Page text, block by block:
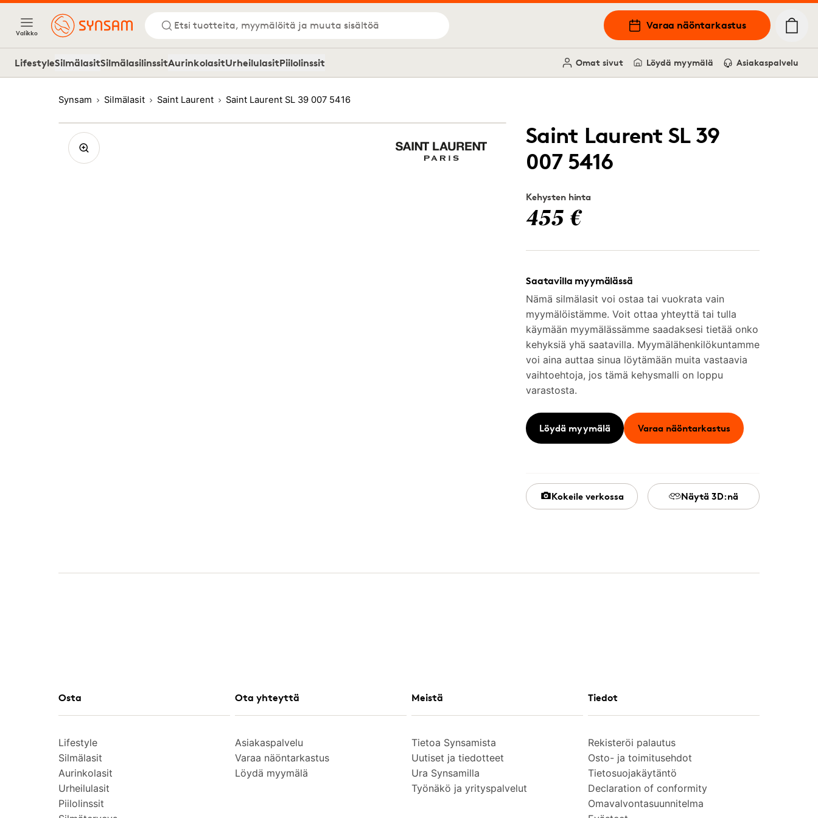
Valikko
Etsi tuotteita, myymälöitä ja muuta sisältöä Varaa näöntarkastus
LifestyleSilmälasitSilmälasilinssitAurinkolasitUrheilulasitPiilolinssit Omat sivut Löydä myymälä Asiakaspalvelu
Synsam Silmälasit Saint Laurent Saint Laurent SL 39 007 5416
Saint Laurent SL 39
007 5416
Kehysten hinta
455 €
Saatavilla myymälässä
Nämä silmälasit voi ostaa tai vuokrata vain
myymälöistämme. Voit ottaa yhteyttä tai tulla
käymään myymälässämme saadaksesi tietää onko
kehyksiä yhä saatavilla. Myymälähenkilökuntamme
voi aina auttaa sinua löytämään muita vastaavia
vaihtoehtoja, jos tämä kehysmalli on loppu
varastosta.
Löydä myymälä Varaa näöntarkastus
Kokeile verkossa Näytä 3D:nä
Osta
Lifestyle
Silmälasit
Aurinkolasit
Urheilulasit
Piilolinssit
Ota yhteyttä
Asiakaspalvelu
Varaa näöntarkastus
Löydä myymälä
Meistä
Tietoa Synsamista
Uutiset ja tiedotteet
Ura Synsamilla
Työnäkö ja yrityspalvelut
Tiedot
Rekisteröi palautus
Osto- ja toimitusehdot
Tietosuojakäytäntö
Declaration of conformity
Omavalvontasuunnitelma